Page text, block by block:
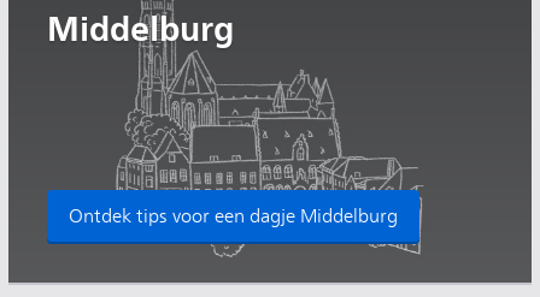
Middelburg
Ontdek tips voor een dagje Middelburg